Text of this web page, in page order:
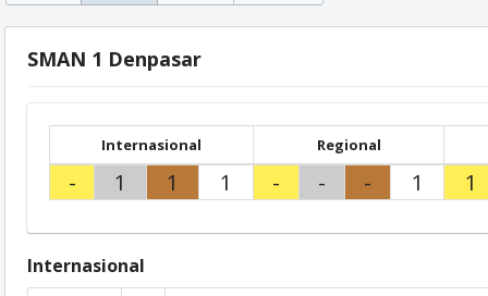
SMAN 1 Denpasar
Internasional Regional
- 1 1 1 - - - 1 1
Internasional